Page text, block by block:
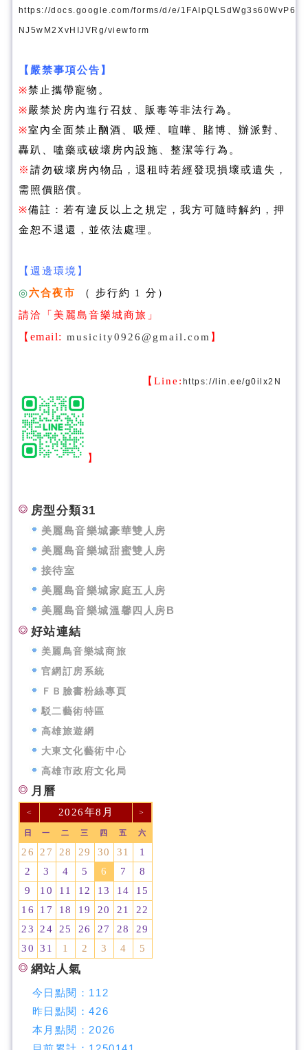
https://docs.google.com/forms/d/e/
NJ5wM2XvHIJVRg/viewform
【嚴禁事項公告】
※禁止攜帶寵物。
※嚴禁於房內進行召妓、販毒等非法行為。
※室內全面禁止酗酒、吸煙、喧嘩、賭博、辦派對、
轟趴、嗑藥或破壞房內設施、整潔等行為。
※ 請勿破壞房內物品，退租時若經發現損壞或遺失，
需照價賠償。
※備註：若有違反以上之規定，我方可隨時解約，押
金恕不退還，並依法處理。
【週邊環境】
◎六合夜市
（ 步行約 1 分）
請洽「美麗島音樂城商旅」
【 email: musicity0926@gmail.com 】
【Line: https://lin.ee/g0ilx2N
】
房型分類31
美麗島音樂城豪華雙人房
美麗島音樂城甜蜜雙人房
接待室
美麗島音樂城家庭五人房
美麗島音樂城溫馨四人房B
好站連結
美麗鳥音樂城商旅
官網訂房系統
ＦＢ臉書粉絲專頁
駁二藝術特區
高雄旅遊網
大東文化藝術中心
高雄市政府文化局
月曆
< 2026年8月 >
日 一 二 三 四 五 六
26 27 28 29 30 31
1
2
3 4 5 6 7
8
9
10 11 12 13 14
15
16
17 18 19 20 21
22
23
24 25 26 27 28
29
30
31 1 2 3 4 5
網站人氣
今日點閱： 112
昨日點閱：426
本月點閱： 2026